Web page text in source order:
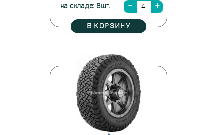
на складе: 8шт.
В КОРЗИНУ